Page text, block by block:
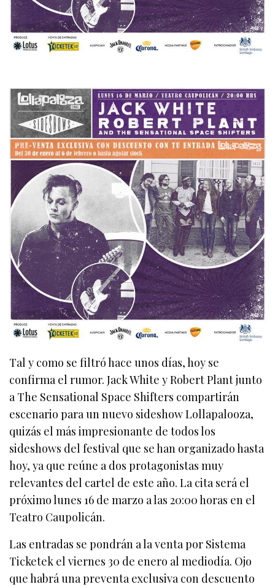
Tal y como se filtró hace unos días, hoy se
confirma el rumor. Jack White y Robert Plant junto
a The Sensational Space Shifters compartirán
escenario para un nuevo sideshow Lollapalooza,
quizás el más impresionante de todos los
sideshows del festival que se han organizado hasta
hoy, ya que reúne a dos protagonistas muy
relevantes del cartel de este año. La cita será el
próximo lunes 16 de marzo a las 20:00 horas en el
Teatro Caupolicán.
Las entradas se pondrán a la venta por Sistema
Ticketek el viernes 30 de enero al mediodía. Ojo
que habrá una preventa exclusiva con descuento